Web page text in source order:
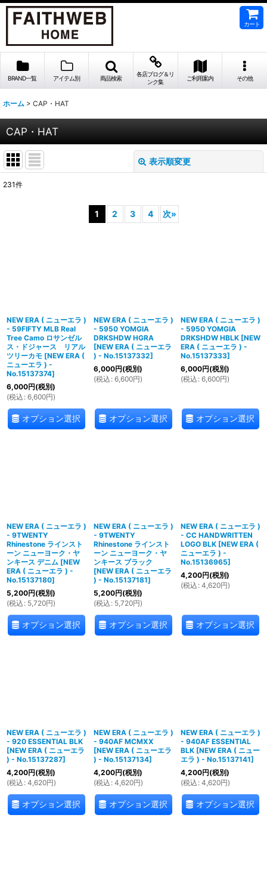
カート
BRAND一覧 アイテム別 商品検索
各店ブログ＆リ
ンク集
ご利用案内 その他
ホーム > CAP・HAT
CAP・HAT
表示順変更
231件
1 2 3 4 次»
NEW ERA ( ニューエラ )
- 59FIFTY MLB Real
Tree Camo ロサンゼル
ス・ドジャース リアル
ツリーカモ [NEW ERA (
ニューエラ ) -
No.15137374]
6,000円(税別)
(税込 : 6,600円)
オプション選択
NEW ERA ( ニューエラ )
- 5950 YOMGIA
DRKSHDW HGRA
[NEW ERA ( ニューエラ
) - No.15137332]
6,000円(税別)
(税込 : 6,600円)
オプション選択
NEW ERA ( ニューエラ )
- 5950 YOMGIA
DRKSHDW HBLK [NEW
ERA ( ニューエラ ) -
No.15137333]
6,000円(税別)
(税込 : 6,600円)
オプション選択
NEW ERA ( ニューエラ )
- 9TWENTY
Rhinestone ラインスト
ーン ニューヨーク・ヤ
ンキース デニム [NEW
ERA ( ニューエラ ) -
No.15137180]
5,200円(税別)
(税込 : 5,720円)
オプション選択
NEW ERA ( ニューエラ )
- 9TWENTY
Rhinestone ラインスト
ーン ニューヨーク・ヤ
ンキース ブラック
[NEW ERA ( ニューエラ
) - No.15137181]
5,200円(税別)
(税込 : 5,720円)
オプション選択
NEW ERA ( ニューエラ )
- CC HANDWRITTEN
LOGO BLK [NEW ERA (
ニューエラ ) -
No.15136965]
4,200円(税別)
(税込 : 4,620円)
オプション選択
NEW ERA ( ニューエラ )
- 920 ESSENTIAL BLK
[NEW ERA ( ニューエラ
) - No.15137287]
4,200円(税別)
(税込 : 4,620円)
オプション選択
NEW ERA ( ニューエラ )
- 940AF MCMXX
[NEW ERA ( ニューエラ
) - No.15137134]
4,200円(税別)
(税込 : 4,620円)
オプション選択
NEW ERA ( ニューエラ )
- 940AF ESSENTIAL
BLK [NEW ERA ( ニュー
エラ ) - No.15137141]
4,200円(税別)
(税込 : 4,620円)
オプション選択